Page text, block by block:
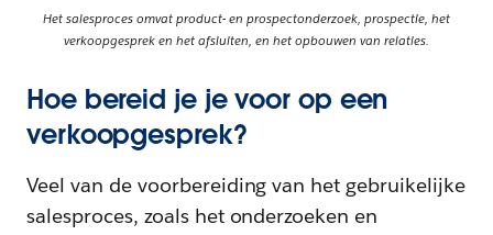
Het salesproces omvat product- en prospectonderzoek, prospectie, het
verkoopgesprek en het afsluiten, en het opbouwen van relaties.
Hoe bereid je je voor op een
verkoopgesprek?
Veel van de voorbereiding van het gebruikelijke
salesproces, zoals het onderzoeken en